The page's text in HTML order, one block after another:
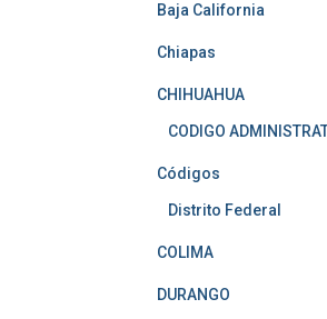
Baja California
Chiapas
CHIHUAHUA
CODIGO
Códigos
Distrito Federal
COLIMA
DURANGO